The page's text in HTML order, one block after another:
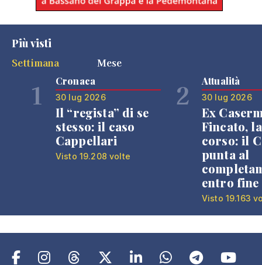
Più visti
Settimana
Mese
1 Cronaca
30 lug 2026
Il “regista” di se
stesso: il caso
Cappellari
Visto 19.208 volte
2 Attualità
30 lug 2026
Ex
Fincato,
corso: il
punta al
entro fine
Visto 19.163